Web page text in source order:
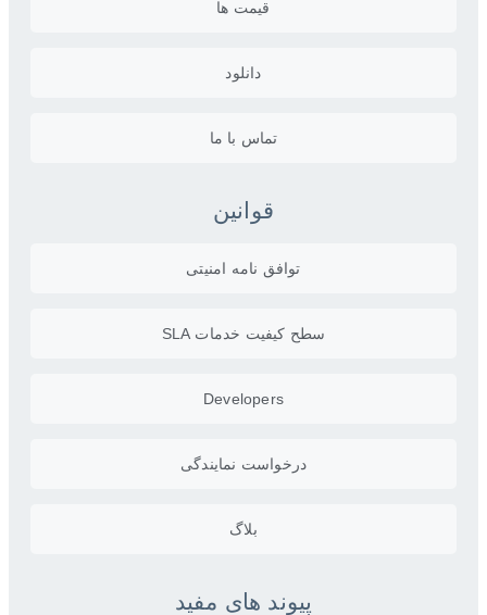
قیمت ها
دانلود
تماس با ما
قوانین
توافق نامه امنیتی
سطح کیفیت خدمات SLA
Developers
درخواست نمایندگی
بلاگ
پیوند های مفید